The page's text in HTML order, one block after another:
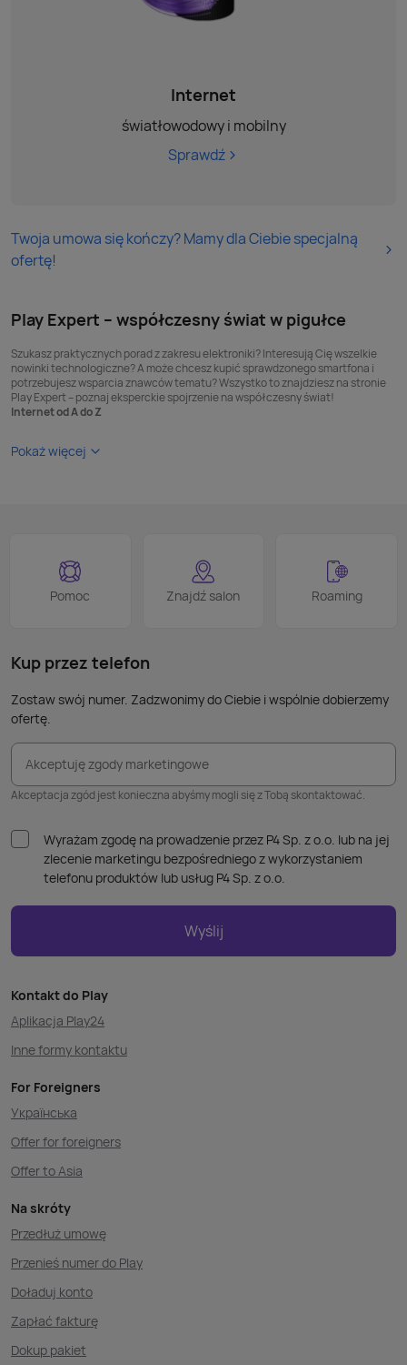
Internet
światłowodowy i mobilny
Sprawdź
Twoja umowa się kończy? Mamy dla Ciebie specjalną
ofertę!
Play Expert – współczesny świat w pigułce
Szukasz praktycznych porad z zakresu elektroniki? Interesują Cię wszelkie
nowinki technologiczne? A może chcesz kupić sprawdzonego smartfona i
potrzebujesz wsparcia znawców tematu? Wszystko to znajdziesz na stronie
Play Expert – poznaj eksperckie spojrzenie na współczesny świat!
Internet od A do Z
Pokaż więcej
Pomoc Znajdź salon Roaming
Kup przez telefon
Zostaw swój numer. Zadzwonimy do Ciebie i wspólnie dobierzemy
ofertę.
Akceptuję zgody marketingowe
Akceptacja zgód jest konieczna abyśmy mogli się z Tobą skontaktować.
Wyrażam zgodę na prowadzenie przez P4 Sp. z o.o. lub na jej
zlecenie marketingu bezpośredniego z wykorzystaniem
telefonu produktów lub usług P4 Sp. z o.o.
Wyślij
Kontakt do Play
Aplikacja Play24
Inne formy kontaktu
For Foreigners
Українська
Offer for foreigners
Offer to Asia
Na skróty
Przedłuż umowę
Przenieś numer do Play
Doładuj konto
Zapłać fakturę
Dokup pakiet